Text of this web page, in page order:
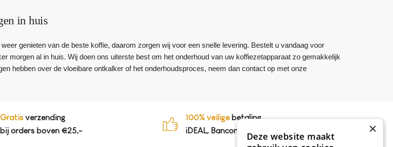
in huis
genieten van de beste koffie, daarom zorgen wij voor een snelle levering. Bestelt u vandaag voor
morgen al in huis. Wij doen ons uiterste best om het onderhoud van uw koffiezetapparaat zo gemakkelijk
hebben over de vloeibare ontkalker of het onderhoudsproces, neem dan contact op met onze
Gratis verzending
bij orders boven €25,-
100% veiligebetaling,
iDEAL, Bancontact en op rekening
×
Deze website maakt